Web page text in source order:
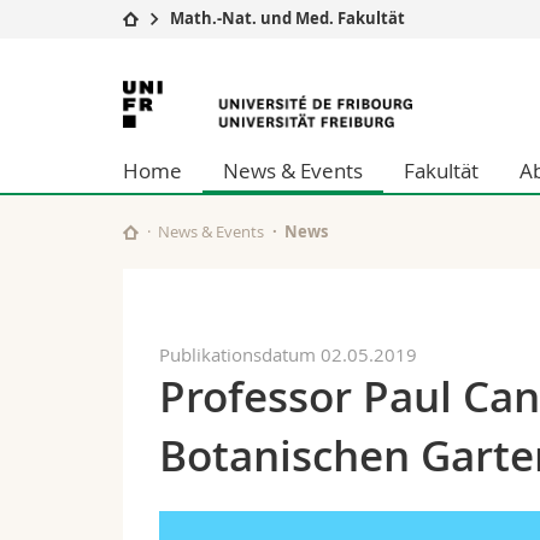
Universität
Studium
Forschung
Universität
Weiterbildung
Wirtschafts-
Philosophische
Math.-Nat. und Med. Fakultät
Universität
Freiburg
Home News & Events Fakultät
News & Events News
Publikationsdatum 02.05.2019
Professor Paul
Botanischen